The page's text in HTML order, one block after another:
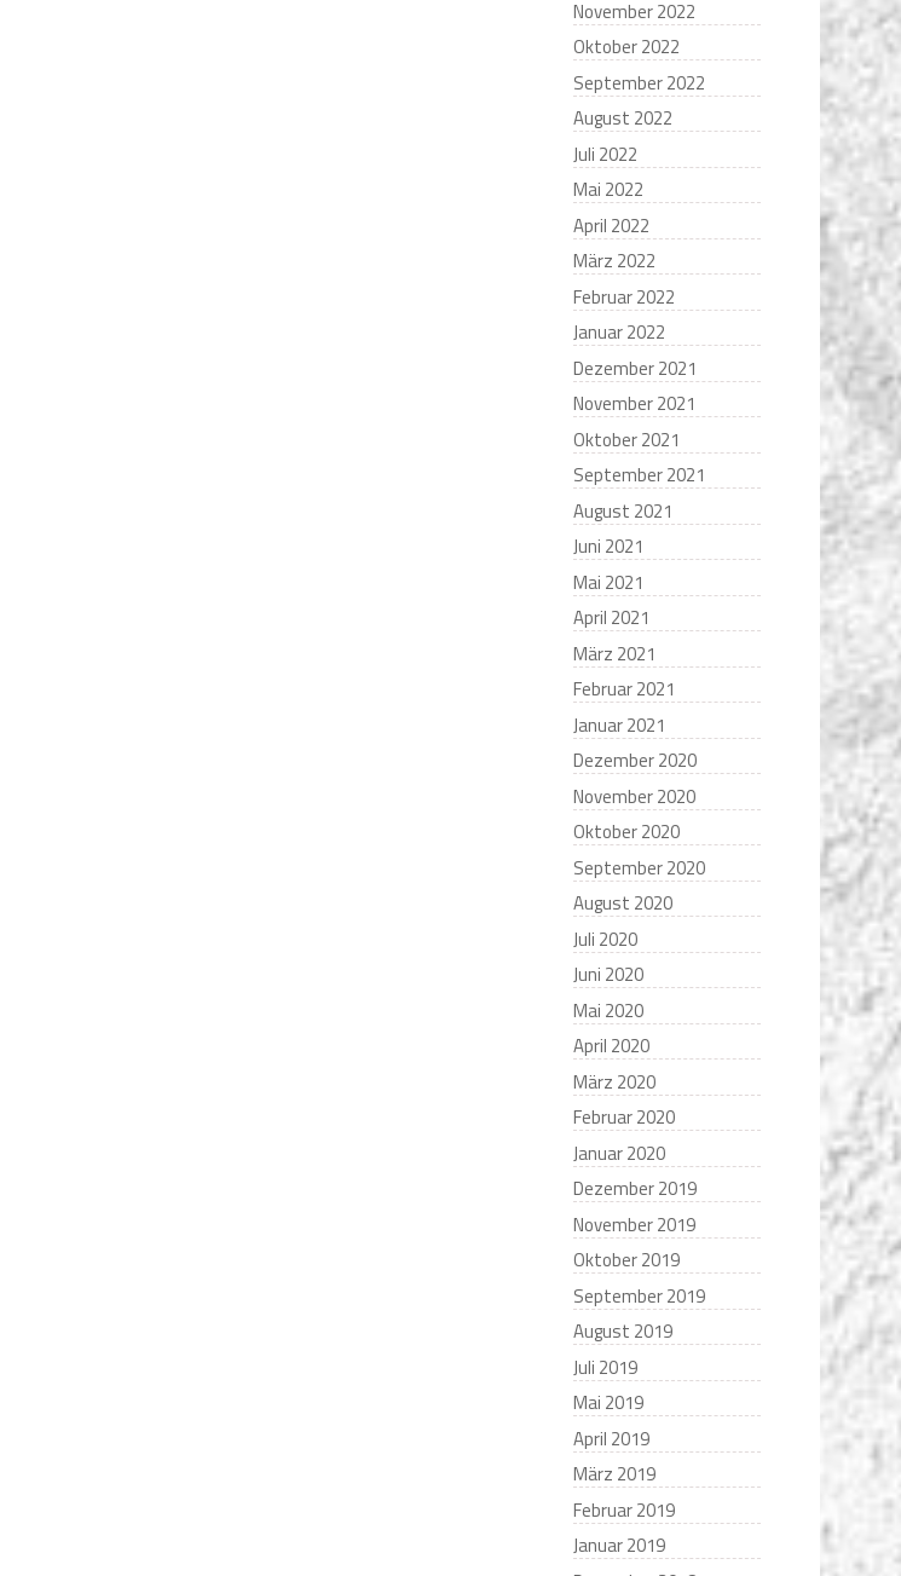
November 2022
Oktober 2022
September 2022
August 2022
Juli 2022
Mai 2022
April 2022
März 2022
Februar 2022
Januar 2022
Dezember 2021
November 2021
Oktober 2021
September 2021
August 2021
Juni 2021
Mai 2021
April 2021
März 2021
Februar 2021
Januar 2021
Dezember 2020
November 2020
Oktober 2020
September 2020
August 2020
Juli 2020
Juni 2020
Mai 2020
April 2020
März 2020
Februar 2020
Januar 2020
Dezember 2019
November 2019
Oktober 2019
September 2019
August 2019
Juli 2019
Mai 2019
April 2019
März 2019
Februar 2019
Januar 2019